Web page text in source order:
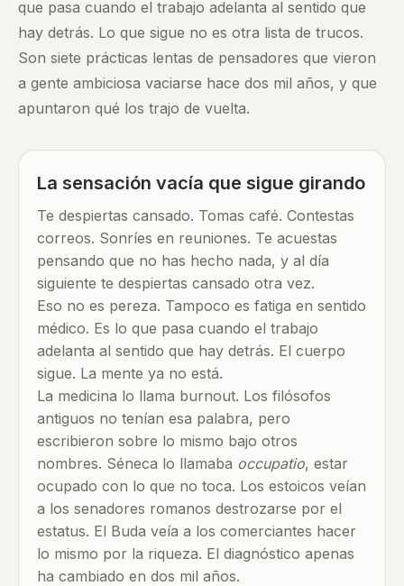
que pasa cuando el trabajo adelanta al sentido que
hay detrás. Lo que sigue no es otra lista de trucos.
Son siete prácticas lentas de pensadores que vieron
a gente ambiciosa vaciarse hace dos mil años, y que
apuntaron qué los trajo de vuelta.
La sensación vacía que sigue girando
Te despiertas cansado. Tomas café. Contestas
correos. Sonríes en reuniones. Te acuestas
pensando que no has hecho nada, y al día
siguiente te despiertas cansado otra vez.
Eso no es pereza. Tampoco es fatiga en sentido
médico. Es lo que pasa cuando el trabajo
adelanta al sentido que hay detrás. El cuerpo
sigue. La mente ya no está.
La medicina lo llama burnout. Los filósofos
antiguos no tenían esa palabra, pero
escribieron sobre lo mismo bajo otros
nombres. Séneca lo llamaba occupatio, estar
ocupado con lo que no toca. Los estoicos veían
a los senadores romanos destrozarse por el
estatus. El Buda veía a los comerciantes hacer
lo mismo por la riqueza. El diagnóstico apenas
ha cambiado en dos mil años.